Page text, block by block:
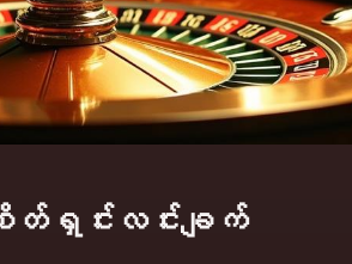
တ်ရှင်းလင်းချက်